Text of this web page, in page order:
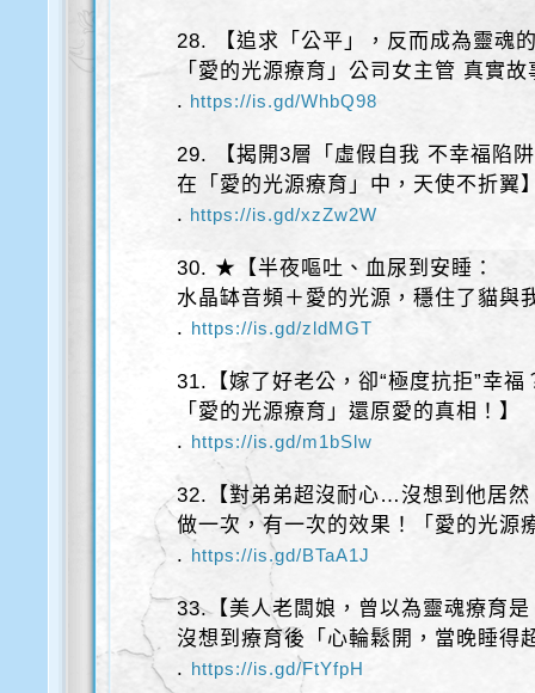
28. 【追求「公平」，反而成為靈魂
「愛的光源療育」公司女主管 真實故
. https://is.gd/WhbQ98
29. 【揭開3層「虛假自我 不幸福陷
在「愛的光源療育」中，天使不折翼
. https://is.gd/xzZw2W
30. ★【半夜嘔吐、血尿到安睡：
水晶缽音頻＋愛的光源，穩住了貓與
. https://is.gd/zldMGT
31.【嫁了好老公，卻“極度抗拒”幸福
「愛的光源療育」還原愛的真相！】
. https://is.gd/m1bSlw
32.【對弟弟超沒耐心…沒想到他居然
做一次，有一次的效果！「愛的光源
. https://is.gd/BTaA1J
33.【美人老闆娘，曾以為靈魂療育
沒想到療育後「心輪鬆開，當晚睡得
. https://is.gd/FtYfpH